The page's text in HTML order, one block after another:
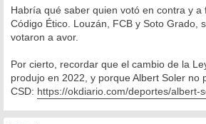
Habría qué saber quien votó en contra y a
Código Ético. Louzán, FCB y Soto Grado,
votaron a avor.
Por cierto, recordar que el cambio de la
produjo en 2022, y porque Albert Soler no
CSD: https://okdiario.com/deportes/albert-